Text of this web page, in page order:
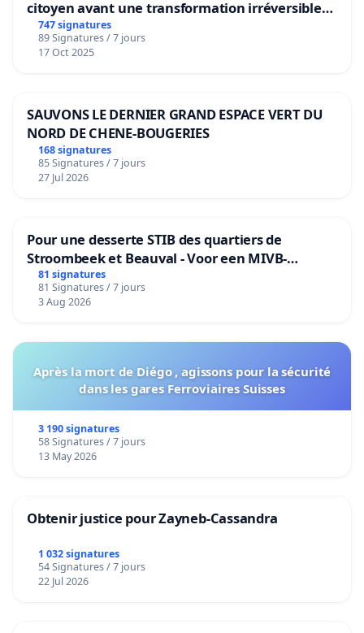
citoyen avant une transformation irréversible
de notre territoire »
747 signatures
89 Signatures / 7 jours
17 Oct 2025
SAUVONS LE DERNIER GRAND ESPACE VERT DU
NORD DE CHENE-BOUGERIES
168 signatures
85 Signatures / 7 jours
27 Jul 2026
Pour une desserte STIB des quartiers de
Stroombeek et Beauval - Voor een MIVB-
bediening van de wijken Strombeek en Het
Voor
81 signatures
81 Signatures / 7 jours
3 Aug 2026
Après la mort de Diégo , agissons pour la sécurité
dans les gares Ferroviaires Suisses
3 190 signatures
58 Signatures / 7 jours
13 May 2026
Obtenir justice pour Zayneb-Cassandra
1 032 signatures
54 Signatures / 7 jours
22 Jul 2026